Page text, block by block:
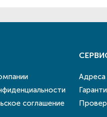
соглашение
Адреса